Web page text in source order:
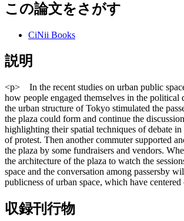
この論文をさがす
CiNii Books
説明
<p> In the recent studies on urban public
how people engaged themselves in the
the urban structure of Tokyo stimulated the
the plaza could form and continue the
highlighting their spatial techniques of debate
of protest. Then another commuter supported
the plaza by some fundraisers and vendors.
the architecture of the plaza to watch the
space and the conversation among passersby
publicness of urban space, which have
収録刊行物